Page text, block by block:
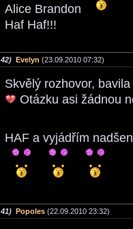
Alice Brandon
Haf Haf!!!
42) Evelyn (23.09.2010 07:32)
Skvělý rozhovor,
Otázku asi žádnou
HAF a vyjádřím
41) Popoles (22.09.2010 23:32)